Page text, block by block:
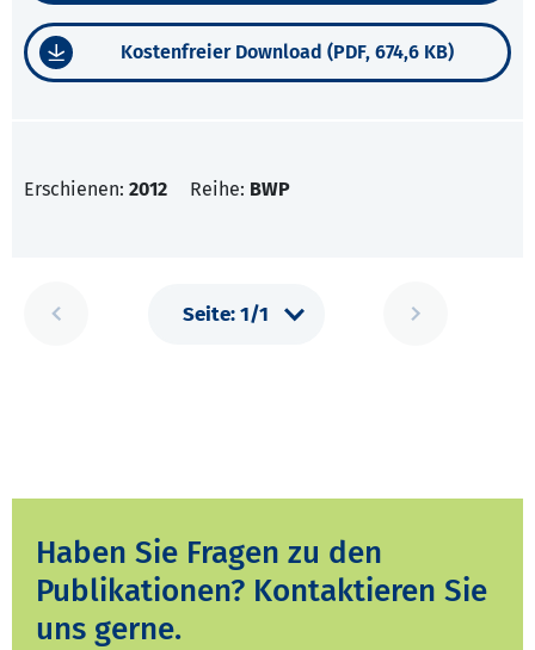
Kostenfreier Download (PDF, 674,6 KB)
Erschienen: 2012 Reihe: BWP
Haben Sie Fragen zu den
Publikationen? Kontaktieren Sie
uns gerne.